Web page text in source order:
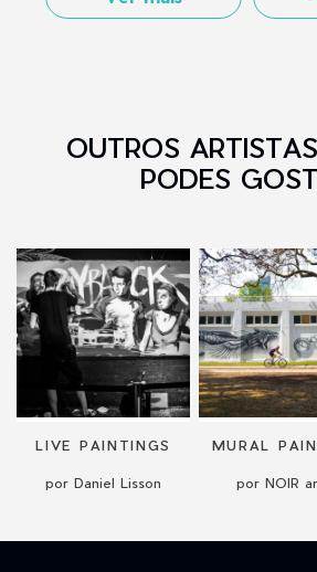
OUTROS
PODES
LIVE PAINTINGS
por Daniel Lisson
MURAL
por NOIR